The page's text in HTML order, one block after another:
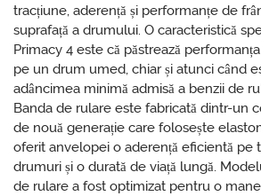
tracțiune, aderență și performanțe de
suprafață a drumului. O caracteristică
Primacy 4 este că păstrează
pe un drum umed, chiar și atunci când
adâncimea minimă admisă a benzii de
Banda de rulare este fabricată dintr-un
de nouă generație care folosește
oferit anvelopei o aderență eficientă pe
drumuri și o durată de viață lungă.
de rulare a fost optimizat pentru o